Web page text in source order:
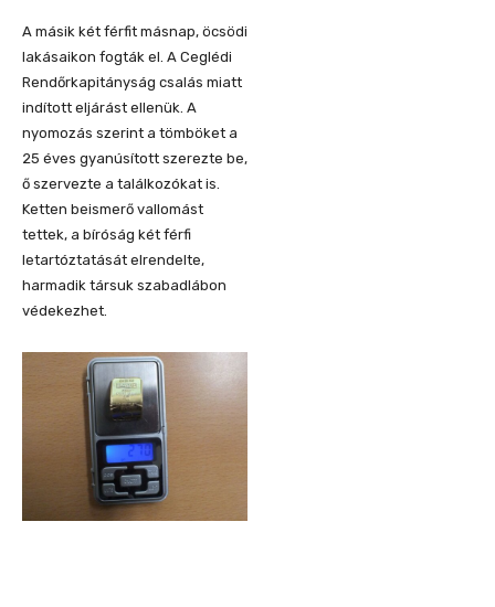
A másik két férfit másnap, öcsödi
lakásaikon fogták el. A Ceglédi
Rendőrkapitányság csalás miatt
indított eljárást ellenük. A
nyomozás szerint a tömböket a
25 éves gyanúsított szerezte be,
ő szervezte a találkozókat is.
Ketten beismerő vallomást
tettek, a bíróság két férfi
letartóztatását elrendelte,
harmadik társuk szabadlábon
védekezhet.